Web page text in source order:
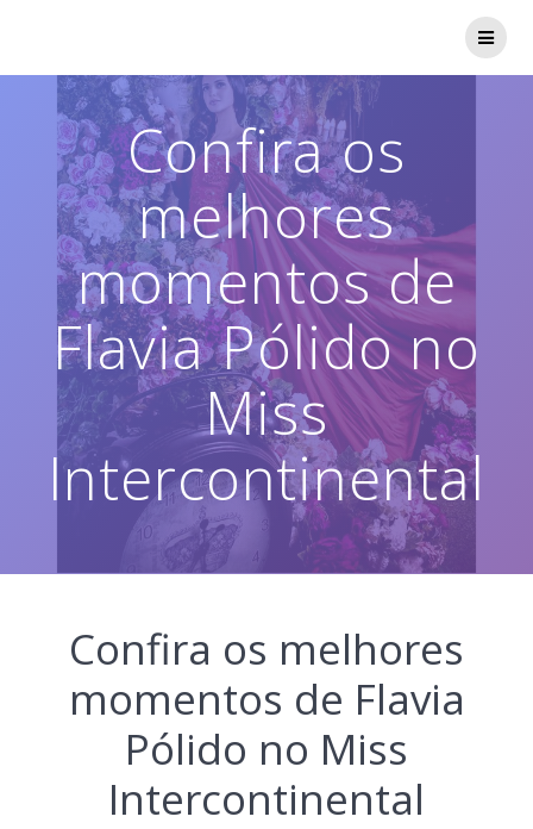
Confira os
melhores
momentos de
Flavia Pólido no
Miss
Intercontinental
Confira os melhores
momentos de Flavia
Pólido no Miss
Intercontinental